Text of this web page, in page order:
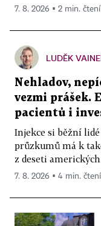
7. 8. 2026 ▪ 2 min. čtení
LUDĚK
Nehladov,
vezmi prášek.
pacientů i
Injekce si běžní
průzkumů má k
z deseti
7. 8. 2026 ▪ 4 min. čtení